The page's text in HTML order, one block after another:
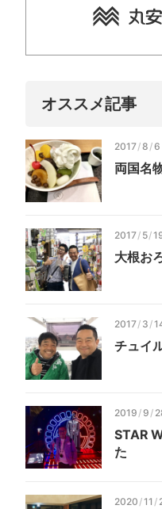
オススメ記事
2017/8 /6
両国名
2017/ 5/
大根お
2017/ 3 /
チュイ
2019 /9 /
STAR
た
2020 /11 /